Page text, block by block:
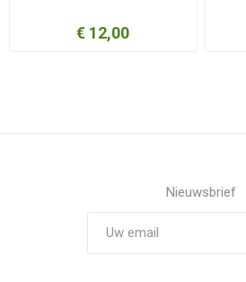
€ 12,00
Nieuwsbrief